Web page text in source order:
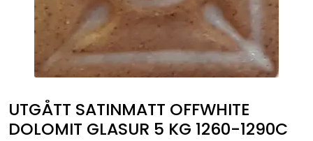
UTGÅTT SATINMATT OFFWHITE
DOLOMIT GLASUR 5 KG 1260-1290C
Råmaterialer
Gipsformer
Glass